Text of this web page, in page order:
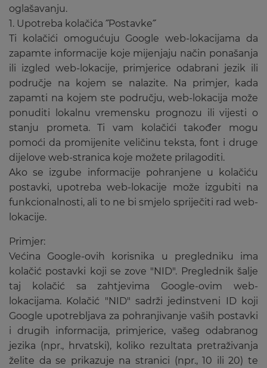
oglašavanju.
1. Upotreba kolačića ˝Postavke˝
Ti kolačići omogućuju Google web-lokacijama da
zapamte informacije koje mijenjaju način ponašanja
ili izgled web-lokacije, primjerice odabrani jezik ili
područje na kojem se nalazite. Na primjer, kada
zapamti na kojem ste području, web-lokacija može
ponuditi lokalnu vremensku prognozu ili vijesti o
stanju prometa. Ti vam kolačići također mogu
pomoći da promijenite veličinu teksta, font i druge
dijelove web-stranica koje možete prilagoditi.
Ako se izgube informacije pohranjene u kolačiću
postavki, upotreba web-lokacije može izgubiti na
funkcionalnosti, ali to ne bi smjelo spriječiti rad web-
lokacije.
Primjer:
Većina Google-ovih korisnika u pregledniku ima
kolačić postavki koji se zove "NID". Preglednik šalje
taj kolačić sa zahtjevima Google-ovim web-
lokacijama. Kolačić "NID" sadrži jedinstveni ID koji
Google upotrebljava za pohranjivanje vaših postavki
i drugih informacija, primjerice, vašeg odabranog
jezika (npr., hrvatski), koliko rezultata pretraživanja
želite da se prikazuje na stranici (npr., 10 ili 20) te